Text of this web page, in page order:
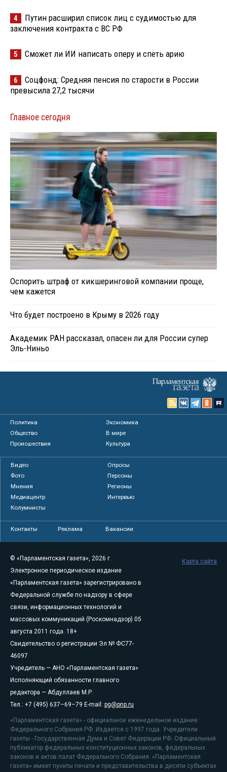
4
Путин расширил список лиц с судимостью для
заключения контракта с ВС РФ
5 Сможет ли ИИ написать оперу и спеть арию
6
Соцфонд: Средняя пенсия по старости в России
превысила 27,2 тысячи
Главное сегодня
Оспорить штраф от кикшеринговой компании проще,
чем кажется
Что будет построено в Крыму в 2026 году
Академик РАН рассказал, опасен ли для России супер
Эль-Ниньо
Политика
Экономика
Общество
В мире
Происшествия
Культура
Видео
Опросы
Фото
Персоны
Мнения
Регионы
Медиацентр
Интервью
Колумнисты
Контакты Реклама Вакансии
© «Парламентская газета», 2026 г.
Электронное периодическое издание
«Парламентская газета» зарегистрировано в
Федеральной службе по надзору в сфере
связи, информационных технологий и
массовых коммуникаций (Роскомнадзор) 05
августа 2011 года. 18+
Свидетельство о регистрации Эл № ФС77-
46097
Учредитель — АНО «Парламентская газета»
Исполняющий обязанности главного
редактора — Абдуллаев М.Р.
Тел.: +7 (495) 637–69–79 E-mail: pg@pnp.ru
«Парламентская газета» - официальное еженедельное издание
Федерального Собрания РФ. Издается с 1997 года. Учредители
газеты - Государственная Дума и Совет Федерации РФ. Официальный
публикатор федеральных конституционных законов, федеральных
законов и актов палат Федерального Собрания. «Парламентская
газета» имеет пункты печати и представительства в десяти субъектах
Карта сайта